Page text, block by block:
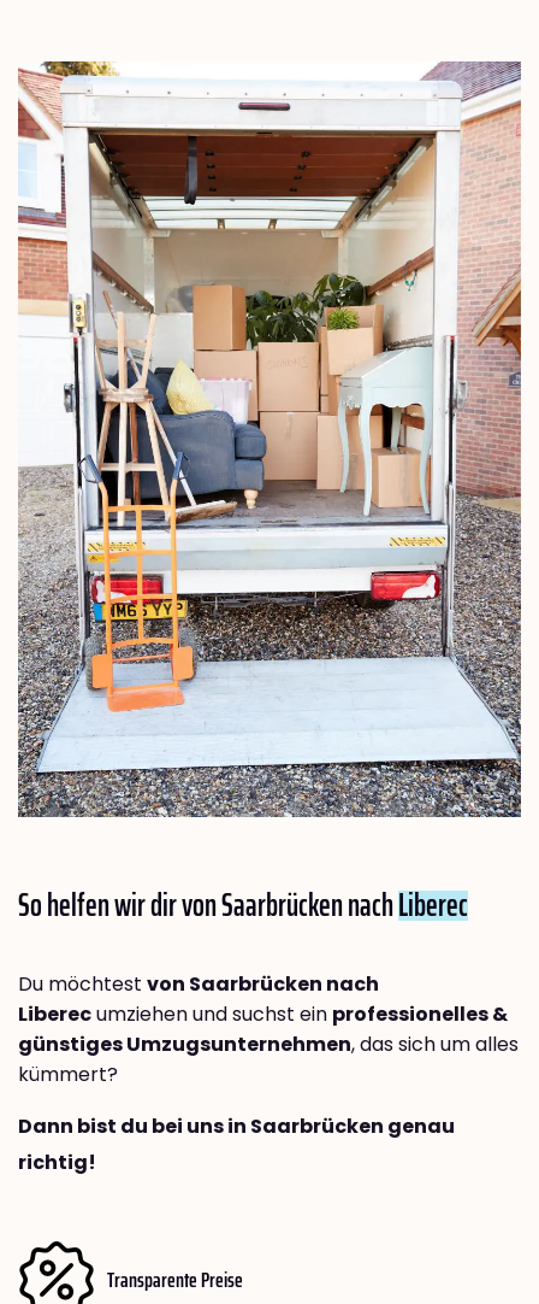
So helfen wir dir von Saarbrücken nachLiberec
Du möchtest von Saarbrücken nach
Liberecumziehen und suchst ein professionelles &
günstiges Umzugsunternehmen, das sich um alles
kümmert?
Dann bist du bei uns in Saarbrücken genau
richtig!
Transparente Preise